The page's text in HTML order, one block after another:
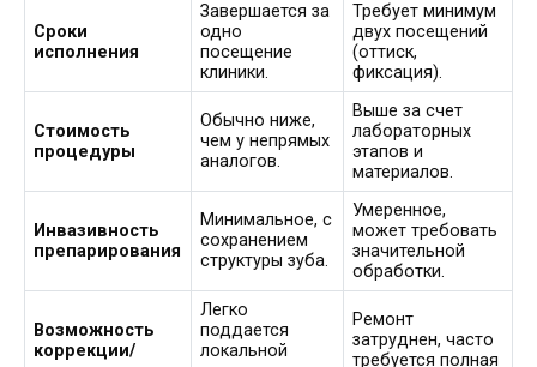
Сроки
исполнения
Завершается за
одно
посещение
клиники.
Требует минимум
двух посещений
(оттиск,
фиксация).
Стоимость
процедуры
Обычно ниже,
чем у непрямых
аналогов.
Выше за счет
лабораторных
этапов и
материалов.
Инвазивность
препарирования
Минимальное, с
сохранением
структуры зуба.
Умеренное,
может требовать
значительной
обработки.
Возможность
коррекции/
Легко
поддается
локальной
Ремонт
затруднен, часто
требуется полная